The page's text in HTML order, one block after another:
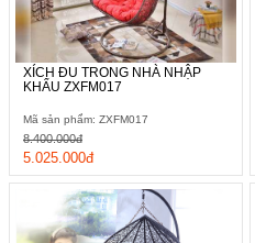
XÍCH ĐU TRONG NHÀ NHẬP
KHẨU ZXFM017
Mã sản phẩm: ZXFM017
5.025.000đ
8.400.000đ